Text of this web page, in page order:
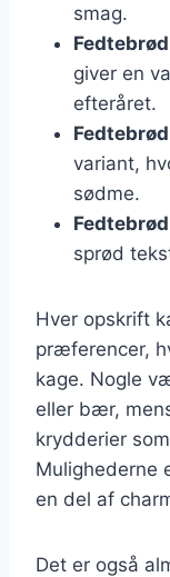
smag.
giver en
efteråret.
variant,
sødme.
sprød
Hver opskrift
præferencer,
kage. Nogle
eller bær,
krydderier
Mulighederne
en del af
Det er også